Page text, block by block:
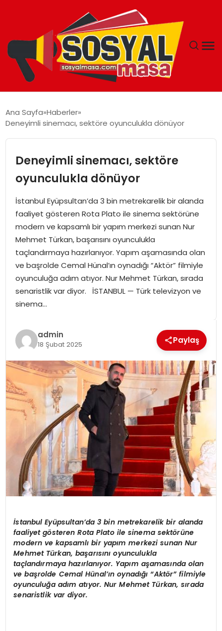
EKONOMI
GÜNCEL
TEKNOLOJI
GÜNDEM
MAGAZIN
Ana Sayfa Haberler
Deneyimli sinemacı, sektöre oyunculukla dönüyor
Deneyimli sinemacı, sektöre
oyunculukla dönüyor
İstanbul Eyüpsultan’da 3 bin metrekarelik bir alanda
faaliyet gösteren Rota Plato ile sinema sektörüne
modern ve kapsamlı bir yapım merkezi sunan Nur
Mehmet Türkan, başarısını oyunculukla
taçlandırmaya hazırlanıyor. Yapım aşamasında olan
ve başrolde Cemal Hünal’ın oynadığı “Aktör” filmiyle
oyunculuğa adım atıyor. Nur Mehmet Türkan, sırada
senaristlik var diyor. İSTANBUL — Türk televizyon ve
sinema…
admin
18 Şubat 2025 Paylaş
İstanbul Eyüpsultan’da 3 bin metrekarelik bir alanda
faaliyet gösteren Rota Plato ile sinema sektörüne
modern ve kapsamlı bir yapım merkezi sunan Nur
Mehmet Türkan, başarısını oyunculukla
taçlandırmaya hazırlanıyor. Yapım aşamasında olan
ve başrolde Cemal Hünal’ın oynadığı “Aktör” filmiyle
oyunculuğa adım atıyor. Nur Mehmet Türkan, sırada
senaristlik var diyor.